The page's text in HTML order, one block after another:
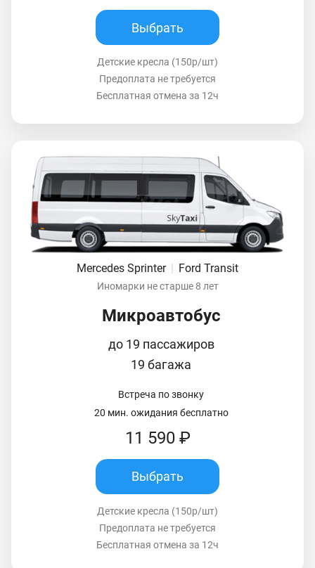
Выбрать
Детские кресла (150р/шт)
Предоплата не требуется
Бесплатная отмена за 12ч
Mercedes Sprinter | Ford Transit
Иномарки не старше 8 лет
Микроавтобус
до 19 пассажиров
19 багажа
Встреча по звонку
20 мин. ожидания бесплатно
11 590 ₽
Выбрать
Детские кресла (150р/шт)
Предоплата не требуется
Бесплатная отмена за 12ч